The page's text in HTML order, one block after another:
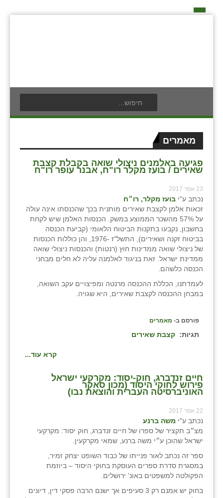
מאמרים
פגיעה באלמנים ניצולי שואה בקבלת קצבת
שאירים / בועז מקלר רו"ח, אבנר עופר רו"ח
23 אפר 2017
נכתב ע"י בועז מקלר, רו״ח
זכאות אלמן לקצבת שאירים מותנית בכך שהכנסתו אינה עולה
על 57% מהשכר הממוצע במשק. הכנסות האלמן שיש לקחת
בחשבון, נקבעו בתקנות הביטוח הלאומי (קביעת הכנסה
בביטוח זקנה ושאירים), התשל"ז -1976, והן כוללות הכנסות
של ניצולי שואה ממדינות חוץ (רנטות) והכנסות ניצולי שואה
ממדינת ישראל. זאת בניגוד לאלמנה עליה לא חלים מבחני
הכנסה כלשהם.
לעמדתנו, הכללת ההכנסה מרנטה ומפיצויים עקב השואה,
במבחן ההכנסה לקצבת שאירים, היא שגויה.
פורסם ב- מאמרים
תגיות: קצבת שאירים
קרא עוד...
חיים זנדברג, חוק-יסוד: מקרקעי ישראל
פירוש לחוקי היסוד (מכון סאקר
האוניברסיטה העברית והוצאת נבו)
22 אפר 2017
נכתב ע"י משה ברנע
מצ״ב תקציר של ספרו של חיים זנדברג, חוק יסוד: מקרקעי
ישראל שהוכן ע״י משה ברנע, שמאי מקרקעין.
ספר זה נכתב לאור פנייתו של כבוד השופט יצחק זמיר,
במסגרת סדרת ספרים העוסקת בחוקי היסוד – ביוזמת
הפקולטה למשפטים באונ' ירושלים.
בחוק יש אמנם רק 3 סעיפים אך ישנם הרבה פסקי דין, דיונים
בעלי תפקיד בתנועה
חברי מזכירות האיחוד החקלאי
חברי ועדת הביקורת
ועידות האיחוד החקלאי
אילניה
בית ינאי
בן נון
בני נצרים
בני ציון
בצרה
ֿגבעת שפירא
גן השומרון
גני יהודה
גנות
דקל
זוהר
הדר עם
חבצלת השרון
לוח אירועים
לוח מודעות